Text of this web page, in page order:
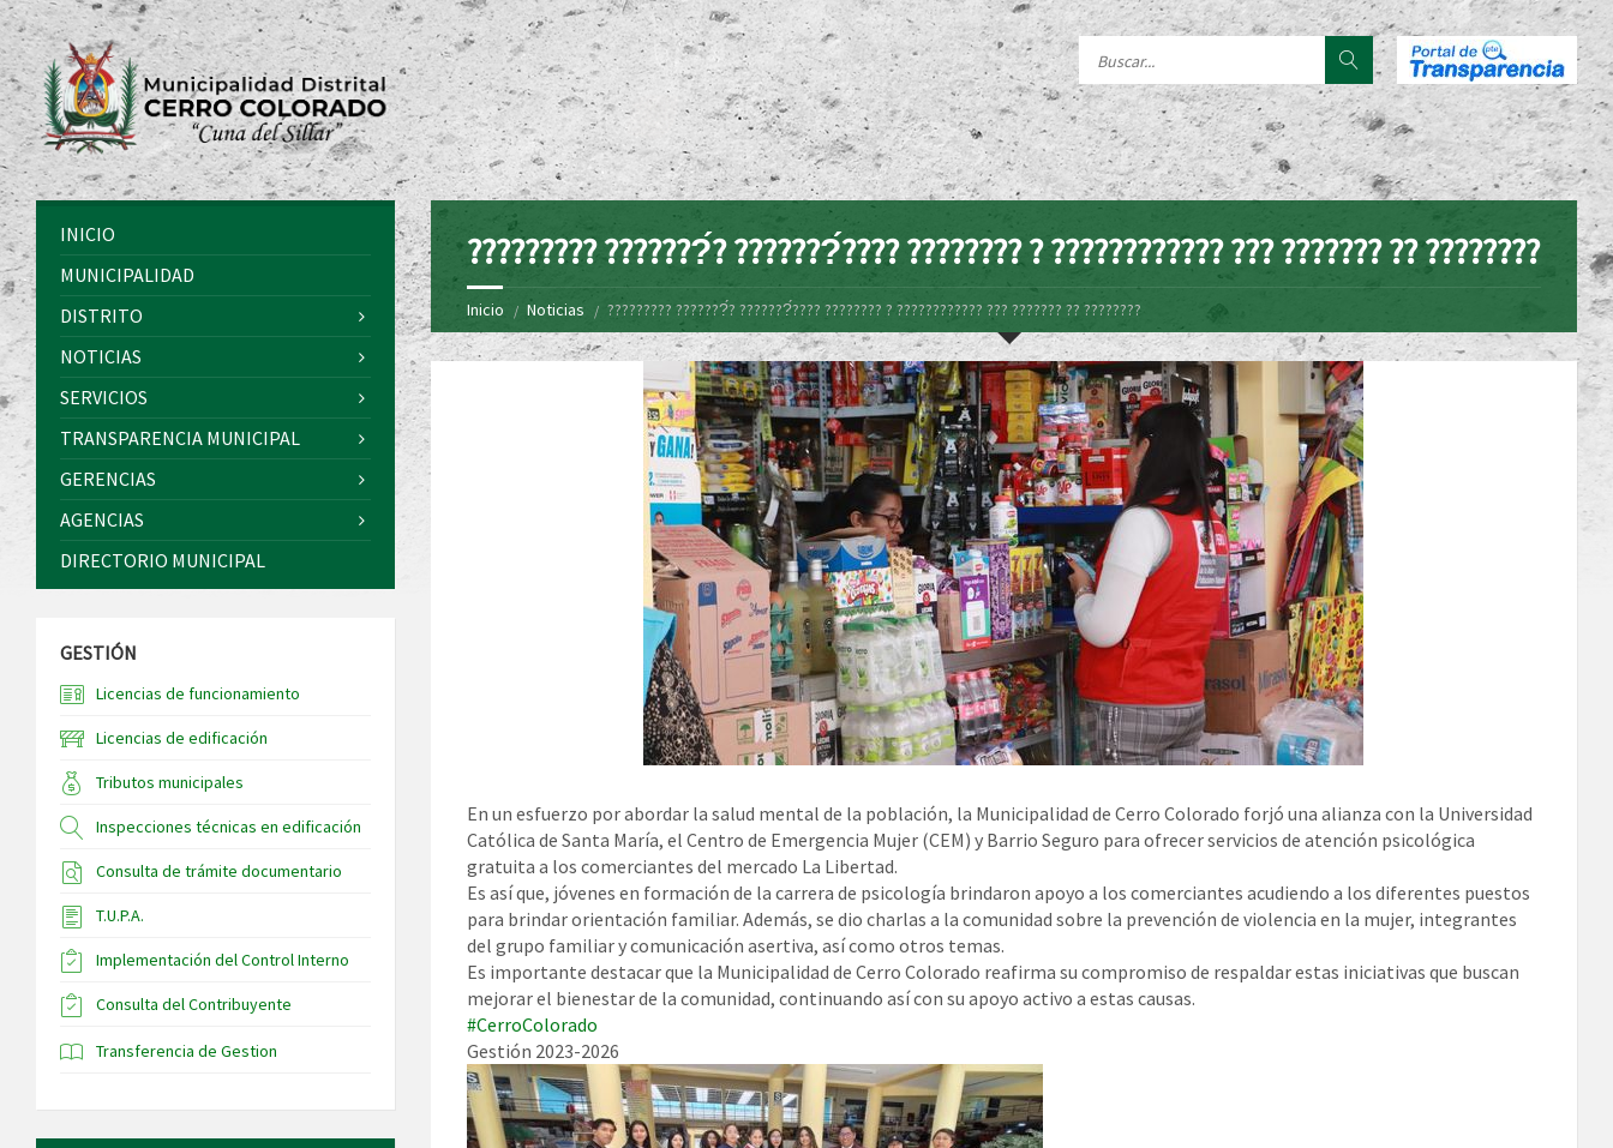
????????? ???????́? ???????́???? ???????? ? ???????????? ??? ??????? ?? ????????
Inicio Noticias ????????? ???????́? ???????́???? ???????? ? ???????????? ??? ??????? ?? ????????
En un esfuerzo por abordar la salud mental de la población, la Municipalidad de Cerro Colorado forjó una alianza con la Universidad
Católica de Santa María, el Centro de Emergencia Mujer (CEM) y Barrio Seguro para ofrecer servicios de atención psicológica
gratuita a los comerciantes del mercado La Libertad.
Es así que, jóvenes en formación de la carrera de psicología brindaron apoyo a los comerciantes acudiendo a los diferentes puestos
para brindar orientación familiar. Además, se dio charlas a la comunidad sobre la prevención de violencia en la mujer, integrantes
del grupo familiar y comunicación asertiva, así como otros temas.
Es importante destacar que la Municipalidad de Cerro Colorado reafirma su compromiso de respaldar estas iniciativas que buscan
mejorar el bienestar de la comunidad, continuando así con su apoyo activo a estas causas.
#CerroColorado
Gestión 2023-2026
INICIO
MUNICIPALIDAD
DISTRITO
NOTICIAS
SERVICIOS
TRANSPARENCIA MUNICIPAL
GERENCIAS
AGENCIAS
DIRECTORIO MUNICIPAL
GESTIÓN
Licencias de funcionamiento
Licencias de edificación
Tributos municipales
Inspecciones técnicas en edificación
Consulta de trámite documentario
T.U.P.A.
Implementación del Control Interno
Consulta del Contribuyente
Transferencia de Gestion